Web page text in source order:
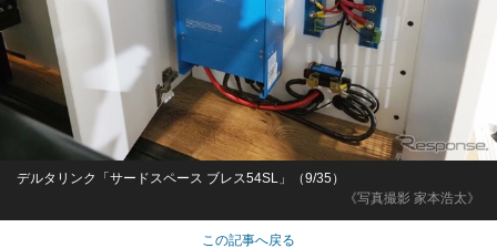
《写真撮影 家本浩太》
デルタリンク「サードスペース ブレス54SL」（9/35）
この記事へ戻る